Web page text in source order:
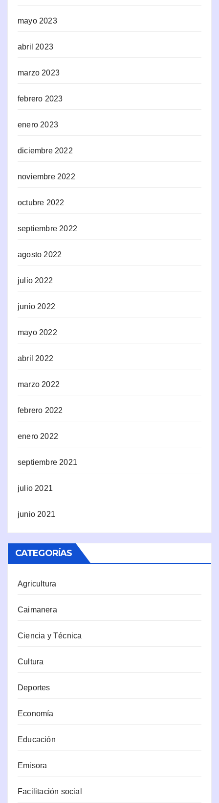
mayo 2023
abril 2023
marzo 2023
febrero 2023
enero 2023
diciembre 2022
noviembre 2022
octubre 2022
septiembre 2022
agosto 2022
julio 2022
junio 2022
mayo 2022
abril 2022
marzo 2022
febrero 2022
enero 2022
septiembre 2021
julio 2021
junio 2021
CATEGORÍAS
Agricultura
Caimanera
Ciencia y Técnica
Cultura
Deportes
Economía
Educación
Emisora
Facilitación social